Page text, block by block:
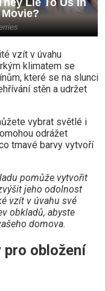
vzít v úvahu
klimatem se
které se na slunci
stěn a udržet
vybrat světlé i
odrážet
tmavé barvy vytvoří
pomůže vytvořit
jeho odolnost
vzít v úvahu své
obkladů, abyste
domova.
pro obložení